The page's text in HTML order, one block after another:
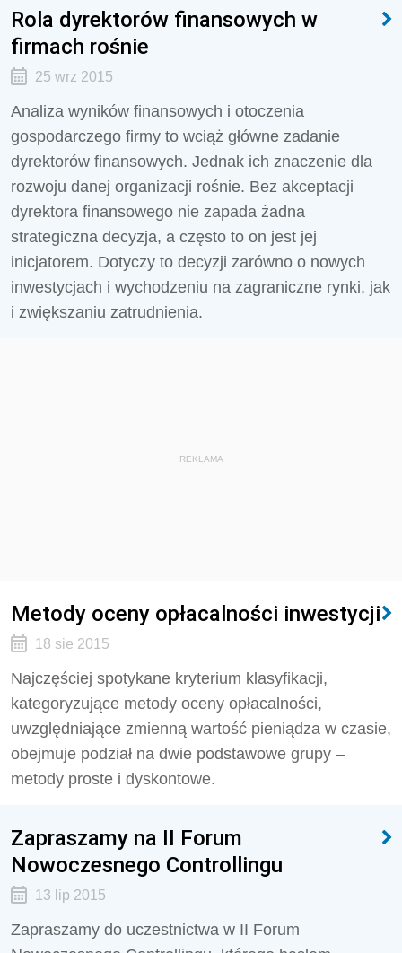
Rola dyrektorów finansowych w
firmach rośnie
25 wrz 2015
Analiza wyników finansowych i otoczenia
gospodarczego firmy to wciąż główne zadanie
dyrektorów finansowych. Jednak ich znaczenie dla
rozwoju danej organizacji rośnie. Bez akceptacji
dyrektora finansowego nie zapada żadna
strategiczna decyzja, a często to on jest jej
inicjatorem. Dotyczy to decyzji zarówno o nowych
inwestycjach i wychodzeniu na zagraniczne rynki, jak
i zwiększaniu zatrudnienia.
REKLAMA
Metody oceny opłacalności inwestycji
18 sie 2015
Najczęściej spotykane kryterium klasyfikacji,
kategoryzujące metody oceny opłacalności,
uwzględniające zmienną wartość pieniądza w czasie,
obejmuje podział na dwie podstawowe grupy –
metody proste i dyskontowe.
Zapraszamy na II Forum
Nowoczesnego Controllingu
13 lip 2015
Zapraszamy do uczestnictwa w II Forum